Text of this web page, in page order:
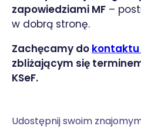
Udostępnij swoim
zapowiedziami MF –
w dobrą stronę.
Zachęcamy do kontaktu
zbliżającym się
KSeF.